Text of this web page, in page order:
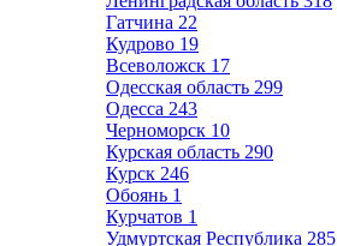
Гатчина 22
Кудрово 19
Всеволожск 17
Одесская область 299
Одесса 243
Черноморск 10
Курская область 290
Курск 246
Обоянь 1
Курчатов 1
Удмуртская Республика 285